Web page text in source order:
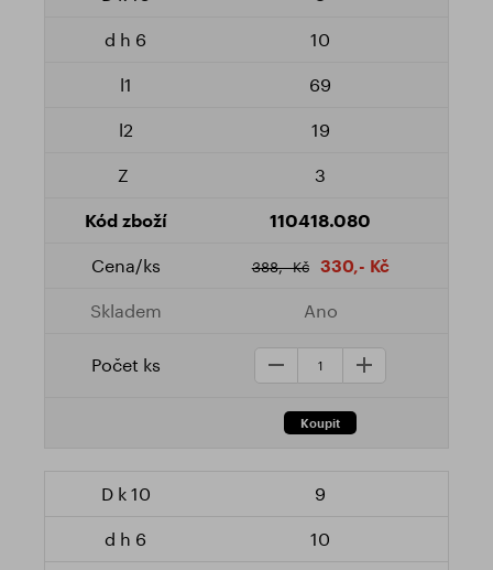
10
69
19
3
110418.080
388,- Kč 330,- Kč
Ano
9
10